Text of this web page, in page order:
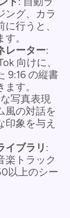
ング、カラ
行うと、
。
レーター:
向けに、
9:16 の縦書
す。
写真表現
風の対話を
印象を与え
イブラリ :
楽トラック
以上のシー